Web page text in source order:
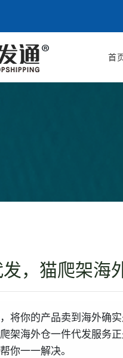
首
，猫爬架海
将你的产品卖到海外确
架海外仓一件代发服务
你一一解决。